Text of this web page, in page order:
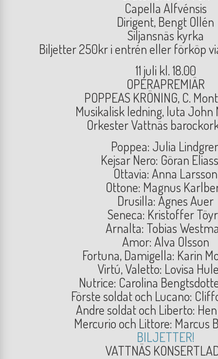
Capella Alfvénsis
Dirigent, Bengt Ollén
Siljansnäs kyrka
Biljetter 250kr i entrén eller förköp
11 juli kl. 18.00
OPERAPREMIÄR
POPPEAS KRÖNING, C.
Musikalisk ledning, luta John
Orkester Vattnäs
Poppea: Julia
Kejsar Nero: Göran
Ottavia: Anna Larsson
Ottone: Magnus
Drusilla: Agnes Auer
Seneca: Kristoffer
Arnalta: Tobias
Amor: Alva Olsson
Fortuna, Damigella: Karin
Virtú, Valetto: Lovisa
Nutrice: Carolina
Förste soldat och Lucano:
Andre soldat och Liberto:
Mercurio och Littore: Marcus
BILJETTER!
VATTNÄS